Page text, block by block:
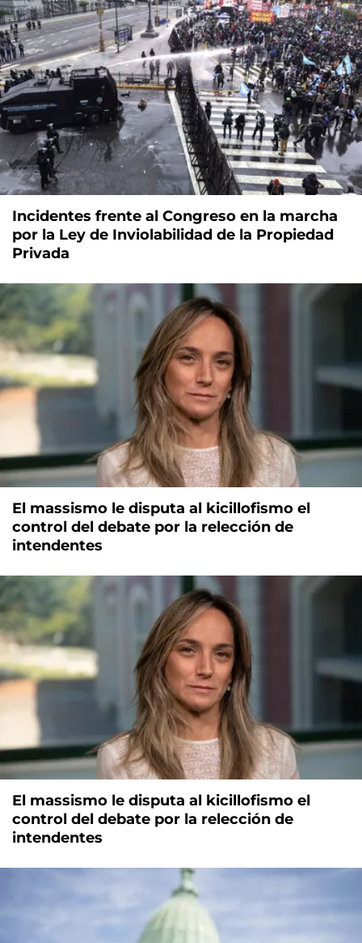
Incidentes frente al Congreso en la marcha
por la Ley de Inviolabilidad de la Propiedad
Privada
El massismo le disputa al kicillofismo el
control del debate por la relección de
intendentes
El massismo le disputa al kicillofismo el
control del debate por la relección de
intendentes